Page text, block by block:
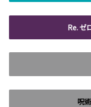
Re. ゼ
呪